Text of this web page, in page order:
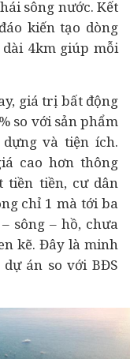
sông nước. Kết
kiến tạo dòng
4km giúp mỗi
giá trịbất động
so với sản phẩm
và tiện ích.
cao hơn thông
tiền tiền, cư dân
chỉ 1 mà tới ba
sông – hồ, chưa
kẽ. Đây là minh
án so với BĐS